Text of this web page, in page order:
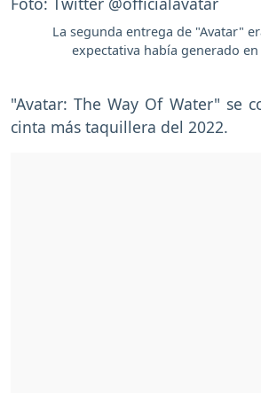
La segunda entrega de "Avatar"
expectativa había generado
"Avatar: The Way Of Water" se
cinta más taquillera del 2022.